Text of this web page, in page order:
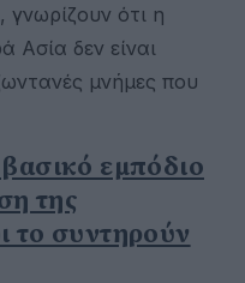
γνωρίζουν ότι η
Ασία δεν είναι
μνήμες που
εμπόδιο
της
το συντηρούν